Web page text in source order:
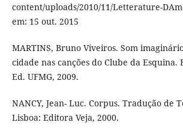
content/uploads/2010/11/Letterature-
em: 15 out. 2015
MARTINS, Bruno Viveiros. Som
cidade nas canções do Clube da Esquina.
Ed. UFMG, 2009.
NANCY, Jean- Luc. Corpus. Tradução de
Lisboa: Editora Veja, 2000.